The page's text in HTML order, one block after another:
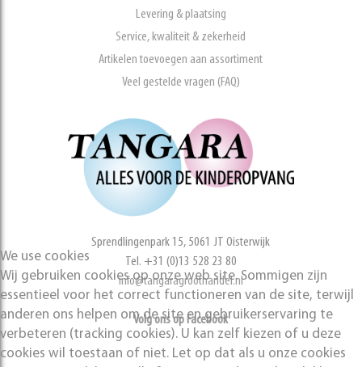
Levering & plaatsing
Service, kwaliteit & zekerheid
Artikelen toevoegen aan assortiment
Veel gestelde vragen (FAQ)
Sprendlingenpark 15, 5061 JT Oisterwijk
Tel. +31 (0)13 528 23 80
info@tangaragroothandel.nl
Volg ons op Facebook
We use cookies
Wij gebruiken cookies op onze web site. Sommigen zijn
essentieel voor het correct functioneren van de site, terwijl
anderen ons helpen om de site en gebruikerservaring te
verbeteren (tracking cookies). U kan zelf kiezen of u deze
cookies wil toestaan of niet. Let op dat als u onze cookies